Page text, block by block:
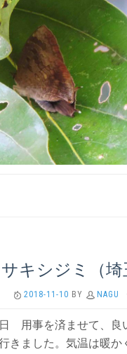
キシジミ（埼
2018-11-10 BY NAGU
用事を済ませて、良
きました。気温は暖か